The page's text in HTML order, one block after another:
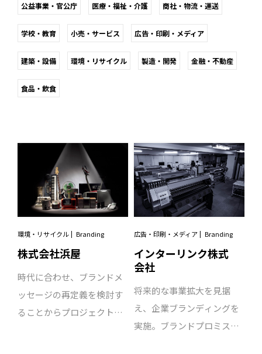
公益事業・官公庁 医療・福祉・介護 商社・物流・運送
学校・教育 小売・サービス 広告・印刷・メディア
建築・設備 環境・リサイクル 製造・開発 金融・不動産
食品・飲食
環境・リサイクル Branding
株式会社浜屋
時代に合わせ、ブランドメ
ッセージの再定義を検討す
ることからプロジェクトは
広告・印刷・メディア Branding
インターリンク株式
会社
将来的な事業拡大を見据
え、企業ブランディングを
実施。ブランドプロミスを